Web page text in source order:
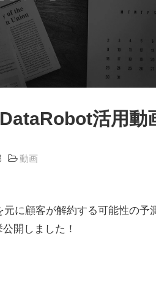
活用動
動画
に顧客が解約する可能性の予
開しました！